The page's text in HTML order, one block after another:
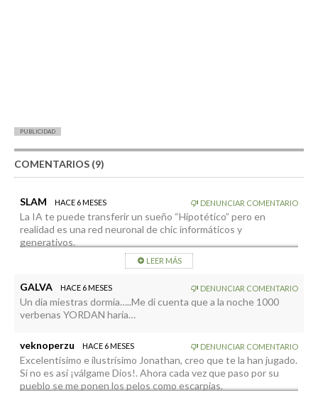
PUBLICIDAD
COMENTARIOS (9)
SLAM HACE 6 MESES DENUNCIAR COMENTARIO
La IA te puede transferir un sueño “Hipotético” pero en
realidad es una red neuronal de chic informáticos y
generativos.
La realidad es que podemos caer en una distopia generalizada,
si dejamos en manos de entes extraños nuestras capacidades
nuestra responsabilidad con los demás. Esa quizás será la única
barrera de defensa que nos quedé.
esencial con el cuál hemos sobrevivido hasta la actualidad.
LEER MÁS
GALVA HACE 6 MESES DENUNCIAR COMENTARIO
Un dia miestras dormia…..Me di cuenta que a la noche 1000
verbenas YORDAN haria…
veknoperzu HACE 6 MESES DENUNCIAR COMENTARIO
Excelentísimo e ilustrísimo Jonathan, creo que te la han jugado.
Si no es así ¡válgame Dios!. Ahora cada vez que paso por su
pueblo se me ponen los pelos como escarpias.